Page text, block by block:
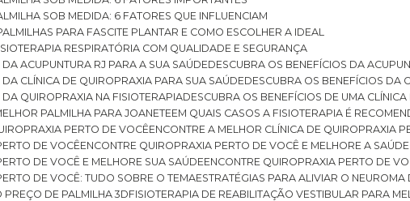
SOB MEDIDA: 6 FATORES QUE INFLUENCIAM
PARA FASCITE PLANTAR E COMO ESCOLHER A IDEAL
RESPIRATÓRIA COM QUALIDADE E SEGURANÇA
DA ACUPUNTURA RJ PARA A SUA SAÚDE
DESCUBRA OS BENEFÍCIOS DA
DA CLÍNICA DE QUIROPRAXIA PARA SUA SAÚDE
DESCUBRA OS BENEFÍCIOS DA
DA QUIROPRAXIA NA FISIOTERAPIA
DESCUBRA OS BENEFÍCIOS DE UMA
PALMILHA PARA JOANETE EM QUAIS CASOS A FISIOTERAPIA É
PERTO DE VOCÊ ENCONTRE A MELHOR CLÍNICA DE QUIROPRAXIA
DE VOCÊ
ENCONTRE QUIROPRAXIA PERTO DE VOCÊ E MELHORE A SAÚDE
DE VOCÊ E MELHORE SUA SAÚDE
ENCONTRE QUIROPRAXIA PERTO DE
DE VOCÊ: TUDO SOBRE O TEMA ESTRATÉGIAS PARA ALIVIAR O
PREÇO DE PALMILHA 3D
FISIOTERAPIA DE REABILITAÇÃO VESTIBULAR PARA